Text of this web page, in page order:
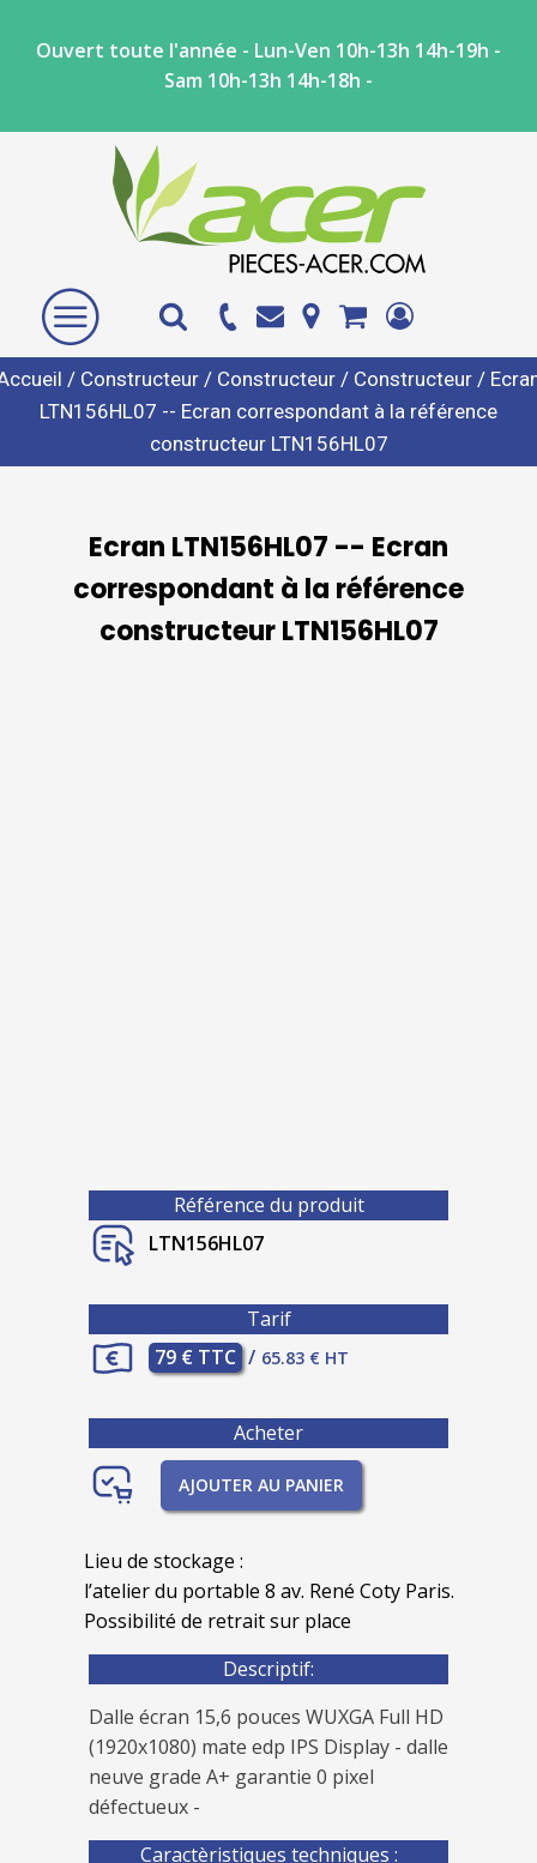
Ouvert toute l'année - Lun-Ven 10h-13h 14h-19h -
Sam 10h-13h 14h-18h -
/ Constructeur / Constructeur / Constructeur /
LTN156HL07 -- Ecran correspondant à la référence
constructeur LTN156HL07
Ecran LTN156HL07 -- Ecran
correspondant à la référence
constructeur LTN156HL07
Référence du produit
LTN156HL07
Tarif
79 € TTC / 65.83 € HT
Acheter
AJOUTER AU PANIER
Lieu de stockage :
l’atelier du portable 8 av. René Coty Paris.
Possibilité de retrait sur place
Descriptif:
Dalle écran 15,6 pouces WUXGA Full HD
(1920x1080) mate edp IPS Display - dalle
neuve grade A+ garantie 0 pixel
défectueux -
Caractèristiques techniques :